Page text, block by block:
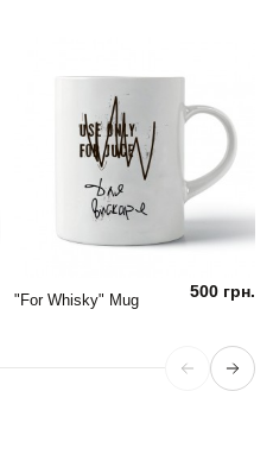
"For Whisky" Mug 500 грн.